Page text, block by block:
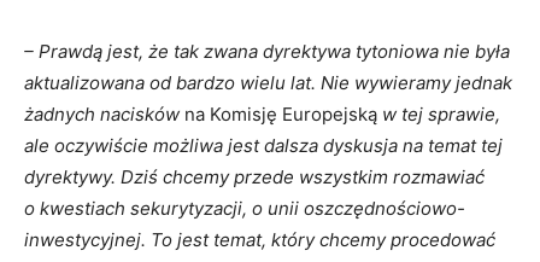
– Prawdą jest, że tak zwana dyrektywa tytoniowa nie była
aktualizowana od bardzo wielu lat. Nie wywieramy jednak
żadnych nacisków na Komisję Europejską w tej sprawie,
ale oczywiście możliwa jest dalsza dyskusja na temat tej
dyrektywy. Dziś chcemy przede wszystkim rozmawiać
o kwestiach sekurytyzacji, o unii oszczędnościowo-
inwestycyjnej. To jest temat, który chcemy procedować